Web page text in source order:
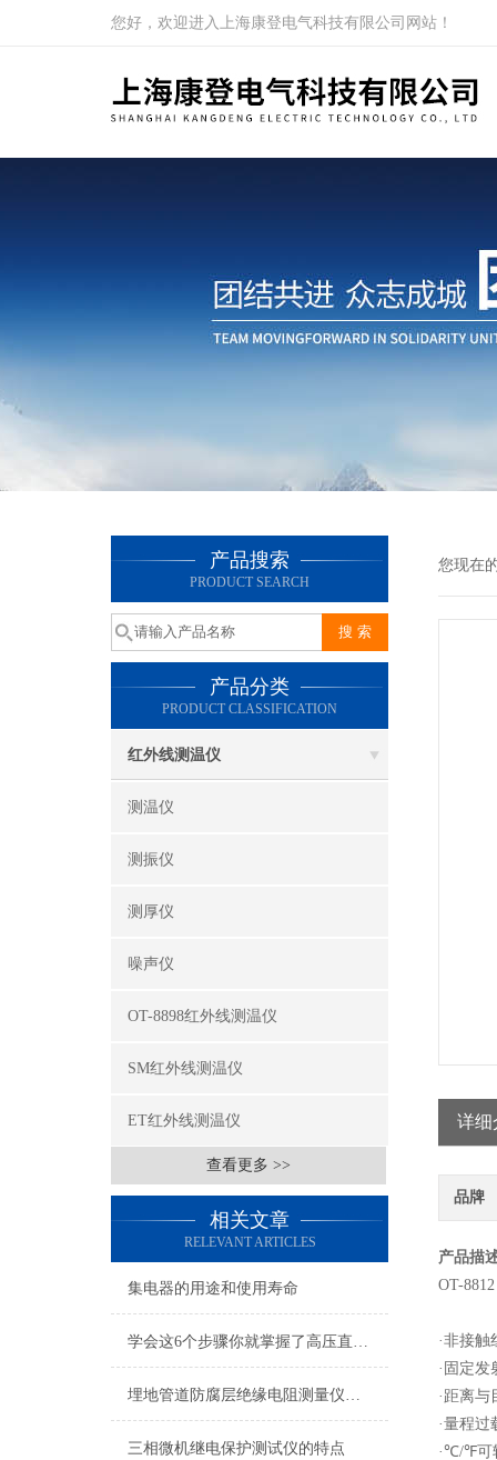
您好，欢迎进入上海康登电气科技有限公司网站！
产品搜索
PRODUCT SEARCH
产品分类
PRODUCT CLASSIFICATION
红外线测温仪
测温仪
测振仪
测厚仪
噪声仪
OT-8898红外线测温仪
SM红外线测温仪
ET红外线测温仪
查看更多 >>
相关文章
RELEVANT ARTICLES
集电器的用途和使用寿命
学会这6个步骤你就掌握了高压直流试验变压器的使用方法
埋地管道防腐层绝缘电阻测量仪技术参数（变频选频法）
三相微机继电保护测试仪的特点
您现在
详细
品牌
产品描
OT-
·非接
·固定发
·距离与
·量程过
·℃/℉可